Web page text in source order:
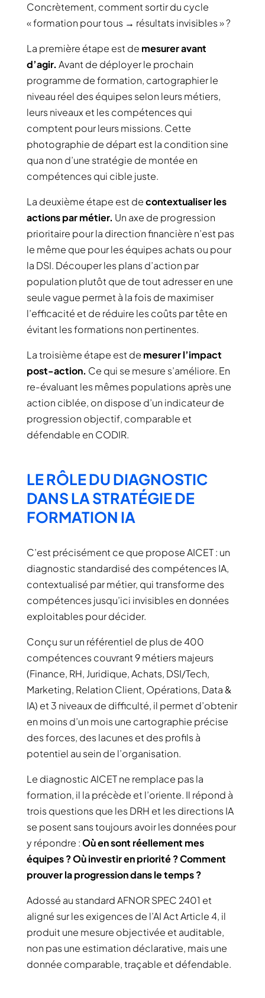
Concrètement, comment sortir du cycle
« formation pour tous → résultats invisibles » ?
La première étape est de mesurer avant
d’agir. Avant de déployer le prochain
programme de formation, cartographier le
niveau réel des équipes selon leurs métiers,
leurs niveaux et les compétences qui
comptent pour leurs missions. Cette
photographie de départ est la condition sine
qua non d’une stratégie de montée en
compétences qui cible juste.
La deuxième étape est decontextualiser les
actions par métier. Un axe de progression
prioritaire pour la direction financière n’est pas
le même que pour les équipes achats ou pour
la DSI. Découper les plans d’action par
population plutôt que de tout adresser en une
seule vague permet à la fois de maximiser
l’efficacité et de réduire les coûts par tête en
évitant les formations non pertinentes.
La troisième étape est de mesurer l’impact
post-action. Ce qui se mesure s’améliore. En
re-évaluant les mêmes populations après une
action ciblée, on dispose d’un indicateur de
progression objectif, comparable et
défendable en CODIR.
LE RÔLE DU DIAGNOSTIC
DANS LA STRATÉGIE DE
FORMATION IA
C’est précisément ce que propose AICET : un
diagnostic standardisé des compétences IA,
contextualisé par métier, qui transforme des
compétences jusqu’ici invisibles en données
exploitables pour décider.
Conçu sur un référentiel de plus de 400
compétences couvrant 9 métiers majeurs
(Finance, RH, Juridique, Achats, DSI/Tech,
Marketing, Relation Client, Opérations, Data &
IA) et 3 niveaux de difficulté, il permet d’obtenir
en moins d’un mois une cartographie précise
des forces, des lacunes et des profils à
potentiel au sein de l’organisation.
Le diagnostic AICET ne remplace pas la
formation, il la précède et l’oriente. Il répond à
trois questions que les DRH et les directions IA
se posent sans toujours avoir les données pour
y répondre :Où en sont réellement mes
équipes ? Où investir en priorité ? Comment
prouver la progression dans le temps ?
Adossé au standard AFNOR SPEC 2401 et
aligné sur les exigences de l’AI Act Article 4, il
produit une mesure objectivée et auditable,
non pas une estimation déclarative, mais une
donnée comparable, traçable et défendable.